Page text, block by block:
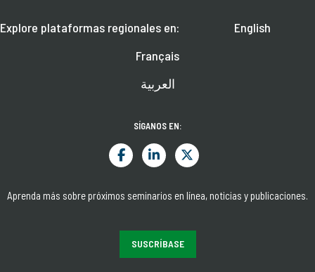
Explore plataformas regionales en:
English
Français
العربية
SÍGANOS EN:
Aprenda más sobre próximos seminarios en línea, noticias y publicaciones.
SUSCRÍBASE